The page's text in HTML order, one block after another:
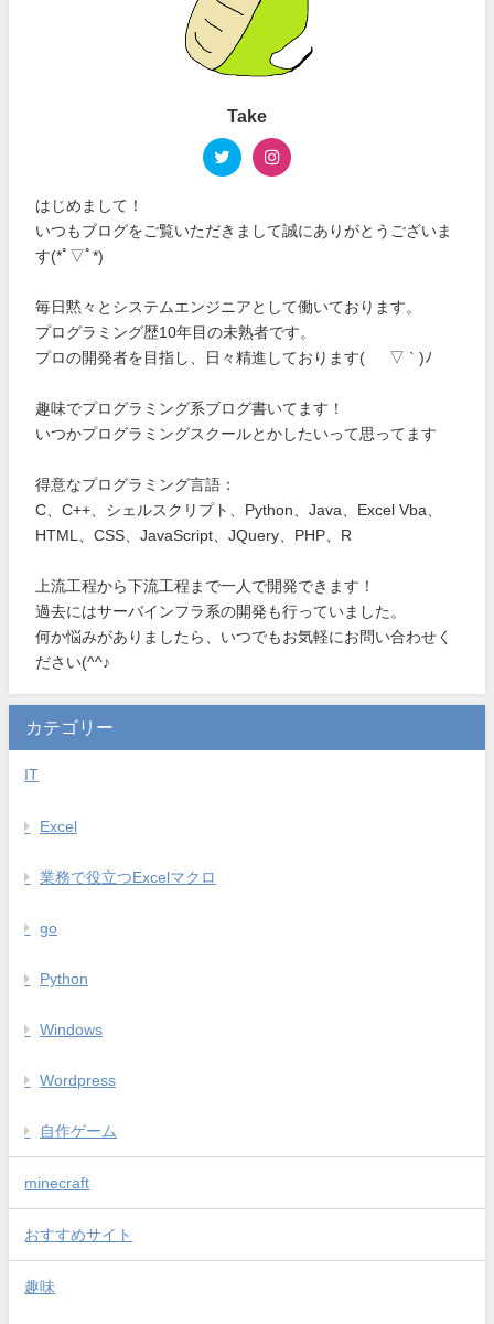
Take
はじめまして！
いつもブログをご覧いただきまして誠にありがとうございま
す(*ﾟ▽ﾟ*)
毎日黙々とシステムエンジニアとして働いております。
プログラミング歴10年目の未熟者です。
プロの開発者を目指し、日々精進しております( ´ ▽ ` )ﾉ
趣味でプログラミング系ブログ書いてます！
いつかプログラミングスクールとかしたいって思ってます
得意なプログラミング言語：
C、C++、シェルスクリプト、Python、Java、Excel Vba、
HTML、CSS、JavaScript、JQuery、PHP、R
上流工程から下流工程まで一人で開発できます！
過去にはサーバインフラ系の開発も行っていました。
何か悩みがありましたら、いつでもお気軽にお問い合わせく
ださい(^^♪
カテゴリー
IT
Excel
業務で役立つExcelマクロ
go
Python
Windows
Wordpress
自作ゲーム
minecraft
おすすめサイト
趣味